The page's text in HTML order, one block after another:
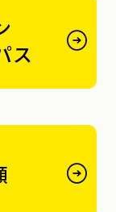
ス